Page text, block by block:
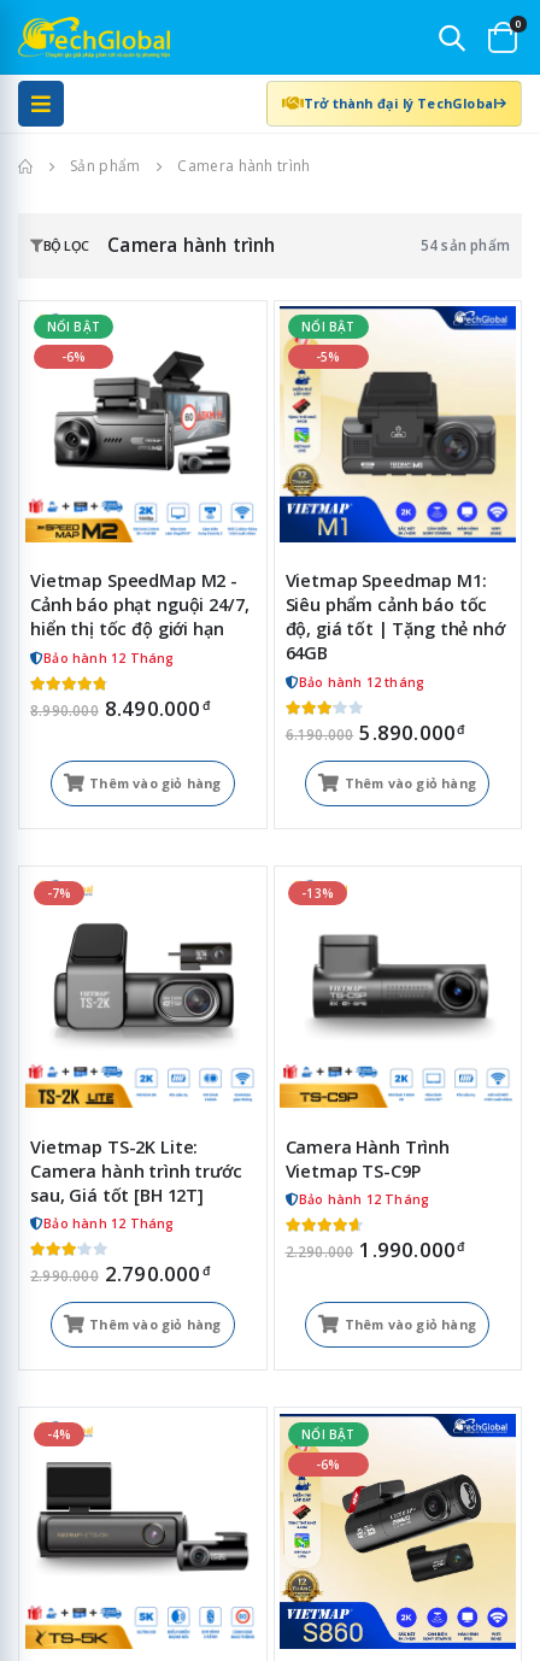
0
Trở thành đại lý TechGlobal
Trang chủSản phẩm Camera hành trình
BỘ LỌC Camera hành trình 54 sản phẩm
NỔI BẬT
-6%
Vietmap SpeedMap M2 -
Cảnh báo phạt nguội 24/7,
hiển thị tốc độ giới hạn
Bảo hành 12 Tháng
8.990.000 8.490.000 đ
Thêm vào giỏ hàng
NỔI BẬT
-5%
Vietmap Speedmap M1:
Siêu phẩm cảnh báo tốc
độ, giá tốt | Tặng thẻ nhớ
64GB
Bảo hành 12 tháng
6.190.000 5.890.000đ
Thêm vào giỏ hàng
-7%
Vietmap TS-2K Lite:
Camera hành trình trước
sau, Giá tốt [BH 12T]
Bảo hành 12 Tháng
2.990.000 2.790.000 đ
Thêm vào giỏ hàng
-13%
Camera Hành Trình
Vietmap TS-C9P
Bảo hành 12 Tháng
2.290.000 1.990.000đ
Thêm vào giỏ hàng
-4%
NỔI BẬT
-6%